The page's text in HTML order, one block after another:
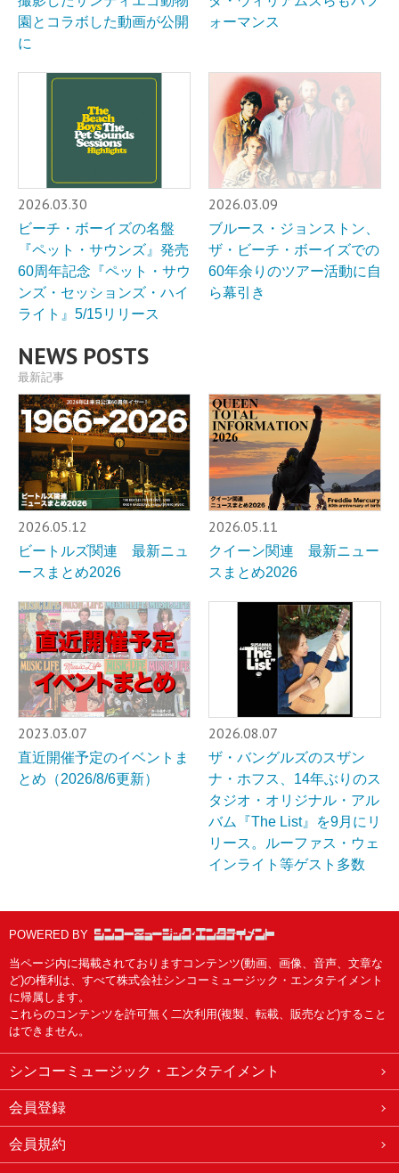
園とコラボした動画が公開
に
ォーマンス
2026.03.30
ビーチ・ボーイズの名盤
『ペット・サウンズ』発売
60周年記念『ペット・サウ
ンズ・セッションズ・ハイ
ライト』5/15リリース
2026.03.09
ブルース・ジョンストン、
ザ・ビーチ・ボーイズでの
60年余りのツアー活動に自
ら幕引き
NEWS POSTS
最新記事
2026.05.12
ビートルズ関連 最新ニュ
ースまとめ2026
2026.05.11
クイーン関連 最新ニュー
スまとめ2026
2023.03.07
直近開催予定のイベントま
とめ（2026/8/6更新）
2026.08.07
ザ・バングルズのスザン
ナ・ホフス、14年ぶりのス
タジオ・オリジナル・アル
バム『The List』を9月にリ
リース。ルーファス・ウェ
インライト等ゲスト多数
POWERED BY
当ページ内に掲載されておりますコンテンツ(動画、画像、音声、文章な
ど)の権利は、すべて株式会社シンコーミュージック・エンタテイメント
に帰属します。
これらのコンテンツを許可無く二次利用(複製、転載、販売など)すること
はできません。
シンコーミュージック・エンタテイメント
会員登録
会員規約